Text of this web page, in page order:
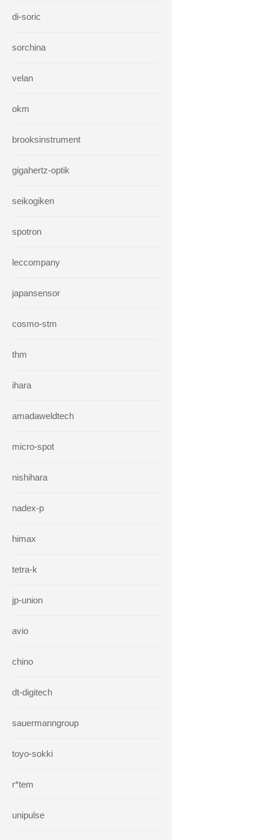
di-soric
sorchina
velan
okm
brooksinstrument
gigahertz-optik
seikogiken
spotron
leccompany
japansensor
cosmo-stm
thm
ihara
amadaweldtech
micro-spot
nishihara
nadex-p
himax
tetra-k
jp-union
avio
chino
dt-digitech
sauermanngroup
toyo-sokki
r*tem
unipulse